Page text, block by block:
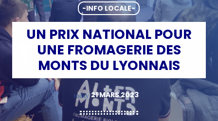
-INFO LOCALE-
UN PRIX NATIONAL POUR
UNE FROMAGERIE DES
MONTS DU LYONNAIS
today 21 MARS 2023